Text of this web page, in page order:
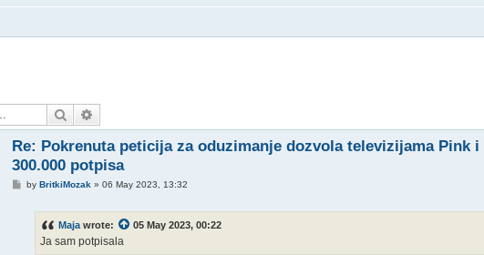
Search
Re: Pokrenuta peticija za oduzimanje dozvola televizijama Pink i
300.000 potpisa
PbyBritkiMozak »06 May 2023, 13:32
Majawrote: 05 May 2023, 00:22
Ja sam potpisala